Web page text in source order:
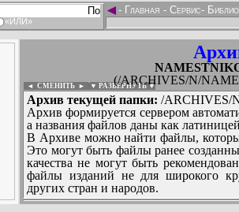
«ИЛИ»
◄- Главная - Сервис-
(/ARCHIVES/N/
◄ СМЕНИТЬ ► ▼ РАЗВЕРНУТЬ ▼
Архив текущей папки: /ARCHIVES/
Архив формируется сервером
а названия файлов даны как
В Архиве можно найти файлы,
Это могут быть файлы ранее
качества не могут быть
файлы изданий не для широкого
других стран и народов.